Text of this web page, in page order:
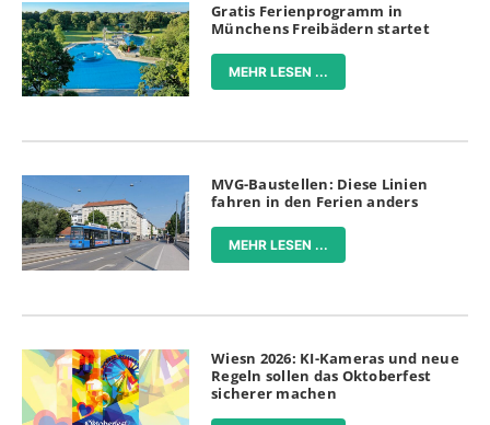
Gratis Ferienprogramm in
Münchens Freibädern startet
MEHR LESEN ...
MVG-Baustellen: Diese Linien
fahren in den Ferien anders
MEHR LESEN ...
Wiesn 2026: KI-Kameras und neue
Regeln sollen das Oktoberfest
sicherer machen